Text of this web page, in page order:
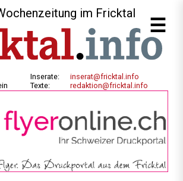
im Fricktal
Inserate:
Texte:
inserat@fricktal.info
redaktion@fricktal.info